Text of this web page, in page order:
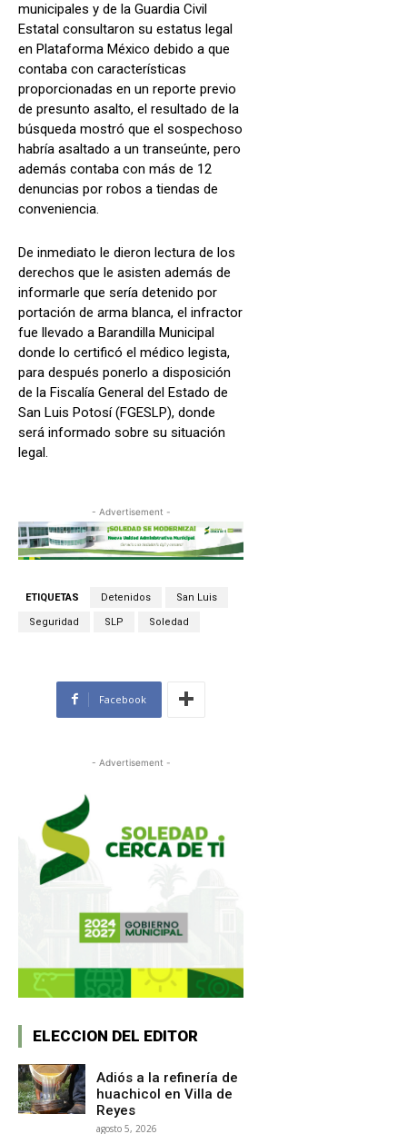
municipales y de la Guardia Civil
Estatal consultaron su estatus legal
en Plataforma México debido a que
contaba con características
proporcionadas en un reporte previo
de presunto asalto, el resultado de la
búsqueda mostró que el sospechoso
habría asaltado a un transeúnte, pero
además contaba con más de 12
denuncias por robos a tiendas de
conveniencia.
De inmediato le dieron lectura de los
derechos que le asisten además de
informarle que sería detenido por
portación de arma blanca, el infractor
fue llevado a Barandilla Municipal
donde lo certificó el médico legista,
para después ponerlo a disposición
de la Fiscalía General del Estado de
San Luis Potosí (FGESLP), donde
será informado sobre su situación
legal.
- Advertisement -
ETIQUETAS Detenidos San Luis
Seguridad SLP Soledad
Facebook
- Advertisement -
ELECCION DEL EDITOR
Adiós a la refinería de
huachicol en Villa de
Reyes
agosto 5, 2026